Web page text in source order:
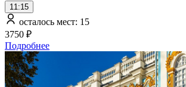
11:15
осталось мест: 15
3750 ₽
Подробнее